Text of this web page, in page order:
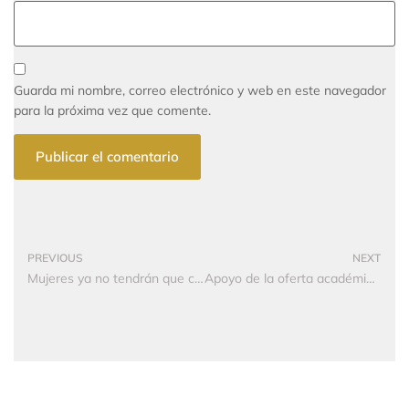
Guarda mi nombre, correo electrónico y web en este navegador
para la próxima vez que comente.
PREVIOUS
Mujeres ya no tendrán que cotizar 1.300 semanas para pensionarse
NEXT
Apoyo de la oferta académica para capacitarse en sistemas contables